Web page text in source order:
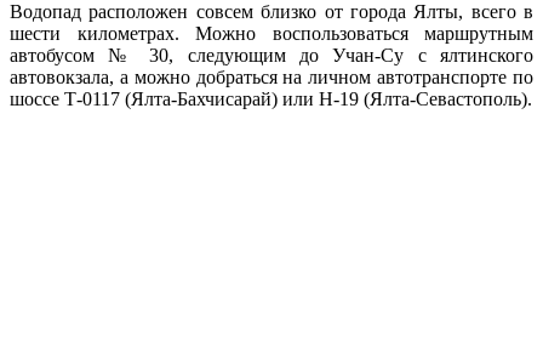
Водопад расположен совсем близко от города Ялты, всего в
шести километрах. Можно воспользоваться маршрутным
автобусом № 30, следующим до Учан-Су с ялтинского
автовокзала, а можно добраться на личном автотранспорте по
шоссе Т-0117 (Ялта-Бахчисарай) или Н-19 (Ялта-Севастополь).